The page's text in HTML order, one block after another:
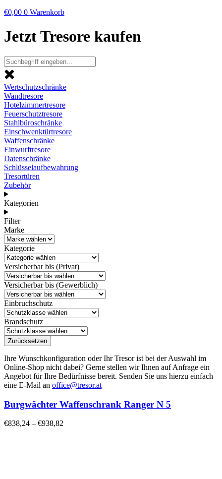
€0,00 0 Warenkorb
Jetzt Tresore kaufen
Wertschutzschränke
Wandtresore
Hotelzimmertresore
Feuerschutztresore
Stahlbüroschränke
Einschwenktürtresore
Waffenschränke
Einwurftresore
Datenschränke
Schlüsselaufbewahrung
Tresortüren
Zubehör
Kategorien
Filter
Marke
Kategorie
Versicherbar bis (Privat)
Versicherbar bis (Gewerblich)
Einbruchschutz
Brandschutz
Zurücksetzen
Ihre Wunschkonfiguration oder Ihr Tresor ist bei der Auswahl im
Online-Shop nicht dabei? Gerne stellen wir Ihnen auf Anfrage ein
Angebot für Ihre Bedürfnisse bereit. Senden Sie uns hierzu einfach
eine E-Mail an office@tresor.at
Burgwächter Waffenschrank Ranger N 5
€838,24 – €938,82